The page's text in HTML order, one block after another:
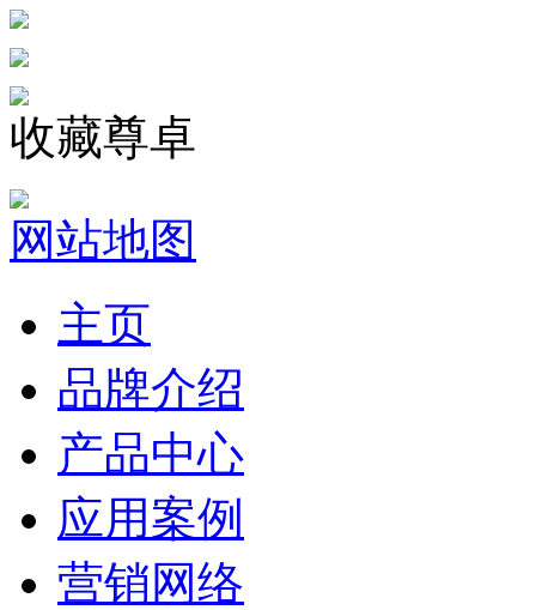
收藏尊卓
网站地图
主页
品牌介绍
产品中心
应用案例
营销网络